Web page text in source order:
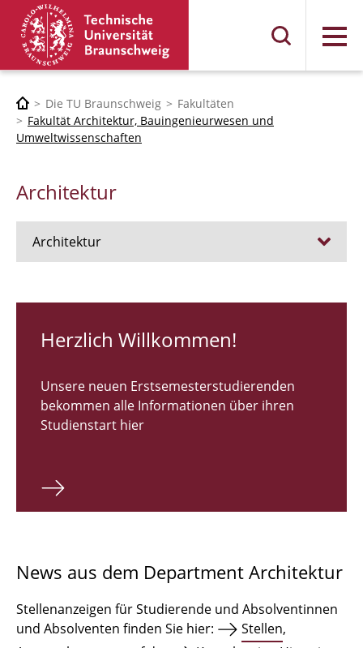
Menü
Die TU Braunschweig
Fakultäten
Fakultät Architektur, Bauingenieurwesen und
Umweltwissenschaften
Architektur
Architektur
RUNDGANG 26
Bachelor Architektur
Master Architektur
Qualifikationsprofil
Institute
Herzlich Willkommen!
Unsere neuen Erstsemesterstudierenden
bekommen alle Informationen über ihren
Studienstart hier
News aus dem Department Architektur
Stellenanzeigen für Studierende und Absolventinnen
und Absolventen finden Sie hier:
Stellen,